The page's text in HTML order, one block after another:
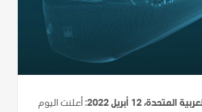
12 أبريل 2022
: أعلنت اليوم